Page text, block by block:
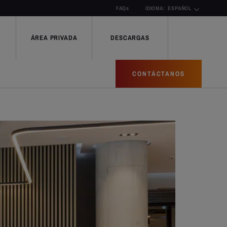
FAQs IDIOMA: ESPAÑOL
ÁREA PRIVADA DESCARGAS
CONTÁCTANOS